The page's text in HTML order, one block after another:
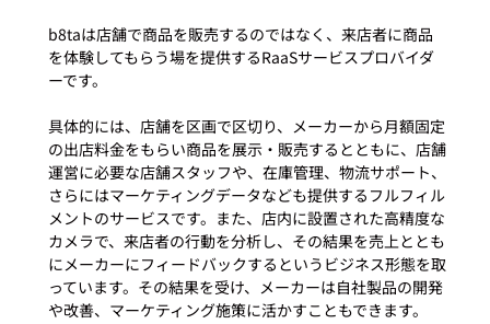
b8taは店舗で商品を販売するのではなく、来店者に商品
を体験してもらう場を提供するRaaSサービスプロバイダ
ーです。
具体的には、店舗を区画で区切り、メーカーから月額固定
の出店料金をもらい商品を展示・販売するとともに、店舗
運営に必要な店舗スタッフや、在庫管理、物流サポート、
さらにはマーケティングデータなども提供するフルフィル
メントのサービスです。また、店内に設置された高精度な
カメラで、来店者の行動を分析し、その結果を売上ととも
にメーカーにフィードバックするというビジネス形態を取
っています。その結果を受け、メーカーは自社製品の開発
や改善、マーケティング施策に活かすこともできます。